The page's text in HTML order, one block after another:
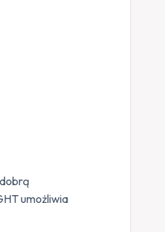
umożliwia